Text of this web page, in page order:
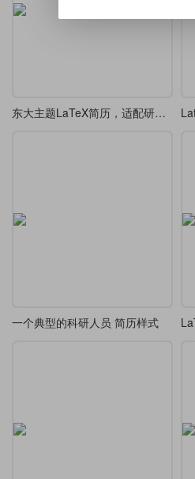
东大主题LaTeX简历，适配研究生求职与学术交流
一个典型的科研人员 简历样式